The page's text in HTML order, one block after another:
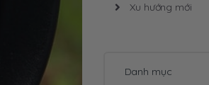
Xu hướng mới
Danh mục